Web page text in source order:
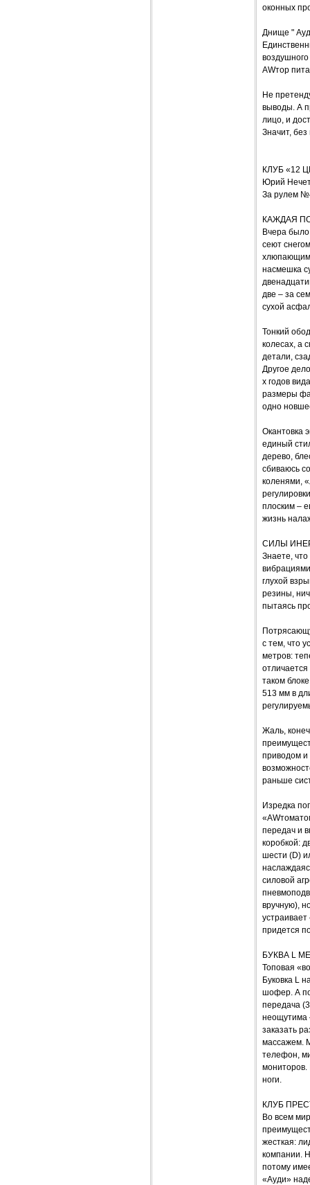
оконных
Днище "
AWтор
Не
выводы. А
лицо, и
Значит,
КЛУБ «12
Юрий
За рулем
КАЖДАЯ
Вчера
сеют
хлюпающим
насмешка
две – за
сухой
Тонкий
колесах, а
детали,
Другое
х годов
размеры
одно
Окантовка
единый
дерево,
сбиваюсь
коленями,
плоским –
жизнь
СИЛЫ
Знаете,
глухой
резины,
пытаясь
с тем, что
метров:
отличается
таком
513 мм в
Жаль,
приводом
раньше
Изредка
передач и
коробкой:
шести (D)
силовой
вручную),
придется
БУКВА L
Топовая
Буковка L
шофер. А
передача
неощутима
заказать
массажем.
телефон,
мониторов.
ноги.
КЛУБ
Во всем
жесткая:
компании.
потому
«Ауди»